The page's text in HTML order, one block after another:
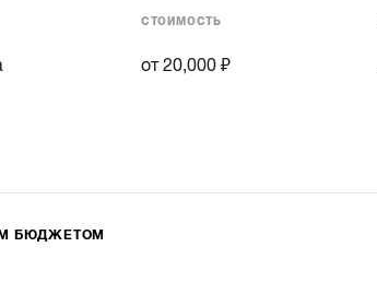
СТОИМОСТЬ
от 20,000 ₽
БЮДЖЕТОМ